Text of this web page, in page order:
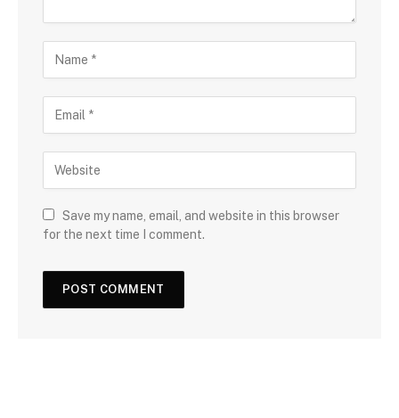
Save my name, email, and website in this browser
for the next time I comment.